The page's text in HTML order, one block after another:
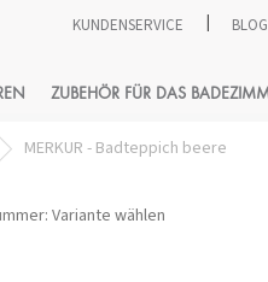
KUNDENSERVICE BLOG
ZUBEHÖR FÜR DAS
MERKUR - Badteppich beere
Variante wählen